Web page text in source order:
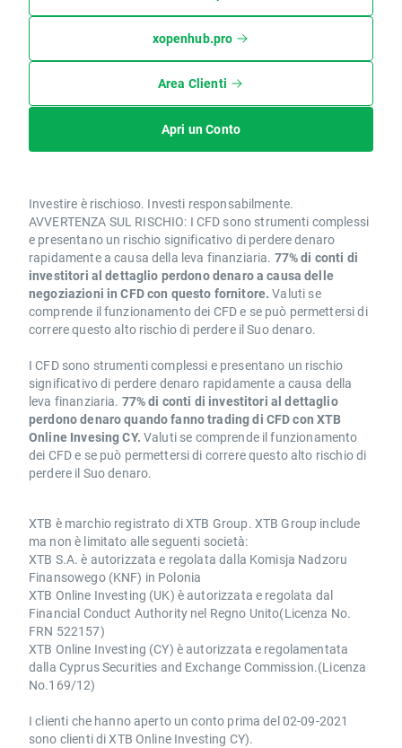
xopenhub.pro
Area Clienti
Apri un Conto
Investire è rischioso. Investi responsabilmente.
AVVERTENZA SUL RISCHIO: I CFD sono strumenti complessi
e presentano un rischio significativo di perdere denaro
rapidamente a causa della leva finanziaria. 77% di conti di
investitori al dettaglio perdono denaro a causa delle
negoziazioni in CFD con questo fornitore. Valuti se
comprende il funzionamento dei CFD e se può permettersi di
correre questo alto rischio di perdere il Suo denaro.
I CFD sono strumenti complessi e presentano un rischio
significativo di perdere denaro rapidamente a causa della
leva finanziaria. 77% di conti di investitori al dettaglio
perdono denaro quando fanno trading di CFD con XTB
Online Invesing CY. Valuti se comprende il funzionamento
dei CFD e se può permettersi di correre questo alto rischio di
perdere il Suo denaro.
XTB è marchio registrato di XTB Group. XTB Group include
ma non è limitato alle seguenti società:
XTB S.A. è autorizzata e regolata dalla Komisja Nadzoru
Finansowego (KNF) in Polonia
XTB Online Investing (UK) è autorizzata e regolata dal
Financial Conduct Authority nel Regno Unito(Licenza No.
FRN 522157)
XTB Online Investing (CY) è autorizzata e regolamentata
dalla Cyprus Securities and Exchange Commission.(Licenza
No.169/12)
I clienti che hanno aperto un conto prima del 02-09-2021
sono clienti di XTB Online Investing CY).